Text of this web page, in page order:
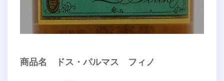
商品名 ドス・パルマス フィノ